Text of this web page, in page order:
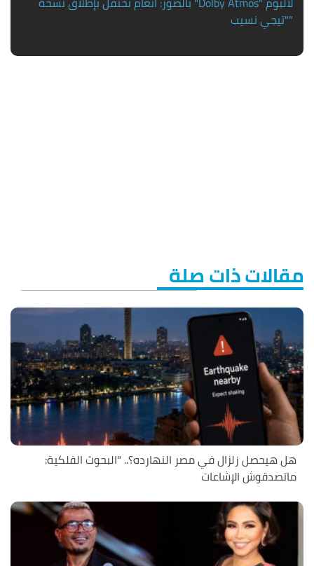
"تيجي نسيب"
مقالات ذات صلة
هل هيحصل زلزال في مصر النهارده؟.. "البحوث الفلكية:
ماتصدقوش الإشاعات